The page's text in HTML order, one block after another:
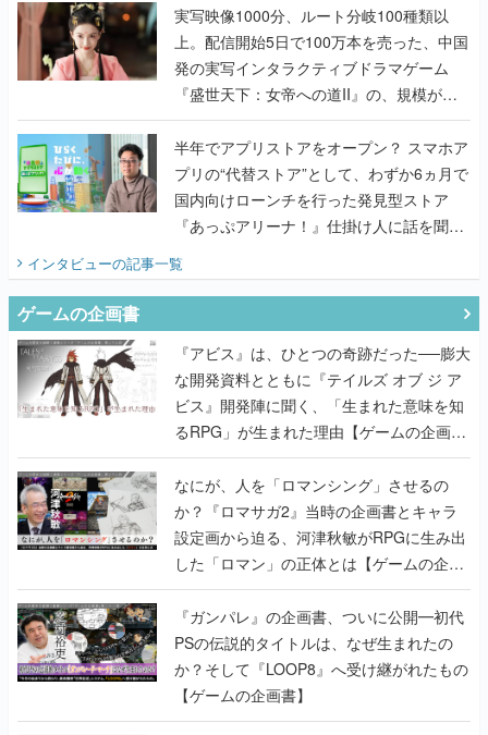
んだレジェンド2人に訊く開発秘話
実写映像1000分、ルート分岐100種類以
上。配信開始5日で100万本を売った、中国
発の実写インタラクティブドラマゲーム
『盛世天下：女帝への道II』の、規模が違
うこだわりをプロデューサーに聞いた
半年でアプリストアをオープン？ スマホア
プリの“代替ストア”として、わずか6ヵ月で
国内向けローンチを行った発見型ストア
『あっぷアリーナ！』仕掛け人に話を聞い
インタビューの記事一覧
ゲームの企画書
『アビス』は、ひとつの奇跡だった──膨大
な開発資料とともに『テイルズ オブ ジ ア
ビス』開発陣に聞く、「生まれた意味を知
るRPG」が生まれた理由【ゲームの企画
書】
なにが、人を「ロマンシング」させるの
か？『ロマサガ2』当時の企画書とキャラ
設定画から迫る、河津秋敏がRPGに生み出
した「ロマン」の正体とは【ゲームの企画
書】
『ガンパレ』の企画書、ついに公開━初代
PSの伝説的タイトルは、なぜ生まれたの
か？そして『LOOP8』へ受け継がれたもの
【ゲームの企画書】